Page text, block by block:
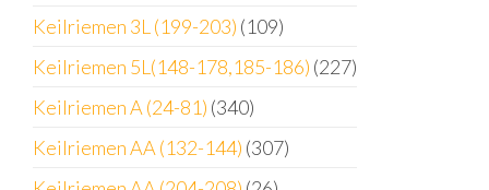
Keilriemen 3L (199-203) (109)
Keilriemen 5L(148-178,185-186) (227)
Keilriemen A (24-81) (340)
Keilriemen AA (132-144) (307)